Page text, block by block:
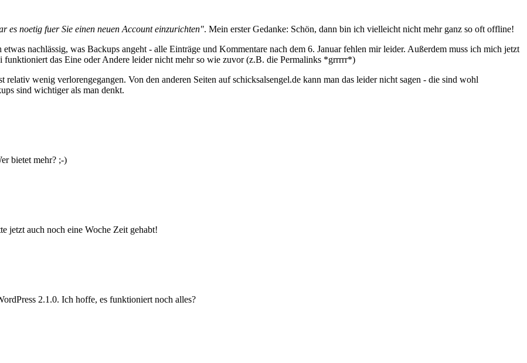
es noetig fuer Sie einen neuen Account einzurichten". Mein erster Gedanke: Schön, dann bin ich vielleicht nicht mehr ganz so oft offline!
nachlässig, was Backups angeht - alle Einträge und Kommentare nach dem 6. Januar fehlen mir leider. Außerdem muss ich mich jetzt
funktioniert das Eine oder Andere leider nicht mehr so wie zuvor (z.B. die Permalinks *grrrrr*)
wenig verlorengegangen. Von den anderen Seiten auf schicksalsengel.de kann man das leider nicht sagen - die sind wohl
sind wichtiger als man denkt.
bietet mehr? ;-)
jetzt auch noch eine Woche Zeit gehabt!
2.1.0. Ich hoffe, es funktioniert noch alles?